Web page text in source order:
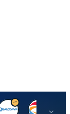
Q T